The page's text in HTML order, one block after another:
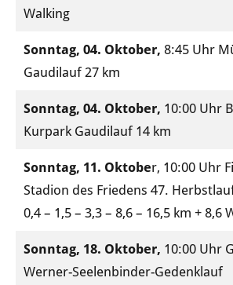
Walking
Sonntag, 04. Oktober, 8:45 Uhr
Gaudilauf 27 km
Sonntag, 04. Oktober, 10:00 Uhr
Kurpark Gaudilauf 14 km
Sonntag, 11. Oktober, 10:00 Uhr
Stadion des Friedens 47.
0,4 – 1,5 – 3,3 – 8,6 – 16,5 km + 8,6
Sonntag, 18. Oktober, 10:00 Uhr
Werner-Seelenbinder-Gedenklauf